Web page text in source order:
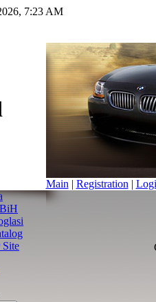
7:23 AM
Main | Registration |
Site